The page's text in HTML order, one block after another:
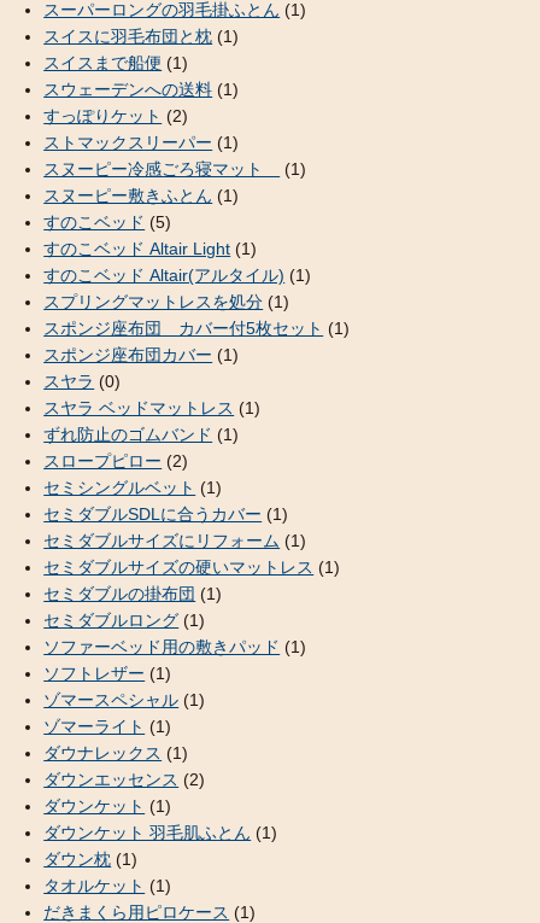
スーパーロングの羽毛掛ふとん (1)
スイスに羽毛布団と枕 (1)
スイスまで船便 (1)
スウェーデンへの送料 (1)
すっぽりケット (2)
ストマックスリーパー (1)
スヌーピー冷感ごろ寝マット
(1)
スヌーピー敷きふとん (1)
すのこベッド (5)
すのこベッド Altair Light (1)
すのこベッド Altair(アルタイル) (1)
スプリングマットレスを処分 (1)
スポンジ座布団 カバー付5枚セット (1)
スポンジ座布団カバー (1)
スヤラ (0)
スヤラ ベッドマットレス (1)
ずれ防止のゴムバンド (1)
スロープピロー (2)
セミシングルベット (1)
セミダブルSDLに合うカバー (1)
セミダブルサイズにリフォーム (1)
セミダブルサイズの硬いマットレス (1)
セミダブルの掛布団 (1)
セミダブルロング (1)
ソファーベッド用の敷きパッド (1)
ソフトレザー (1)
ゾマースペシャル (1)
ゾマーライト (1)
ダウナレックス (1)
ダウンエッセンス (2)
ダウンケット (1)
ダウンケット 羽毛肌ふとん (1)
ダウン枕 (1)
タオルケット (1)
だきまくら用ピロケース (1)